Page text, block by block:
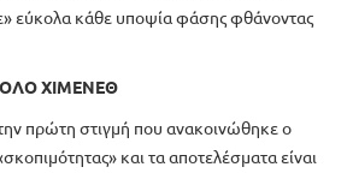
εύκολα κάθε υποψία φάσης φθάνοντας
ΧΙΜΕΝΕΘ
πρώτη στιγμή που ανακοινώθηκε ο
και τα αποτελέσματα είναι